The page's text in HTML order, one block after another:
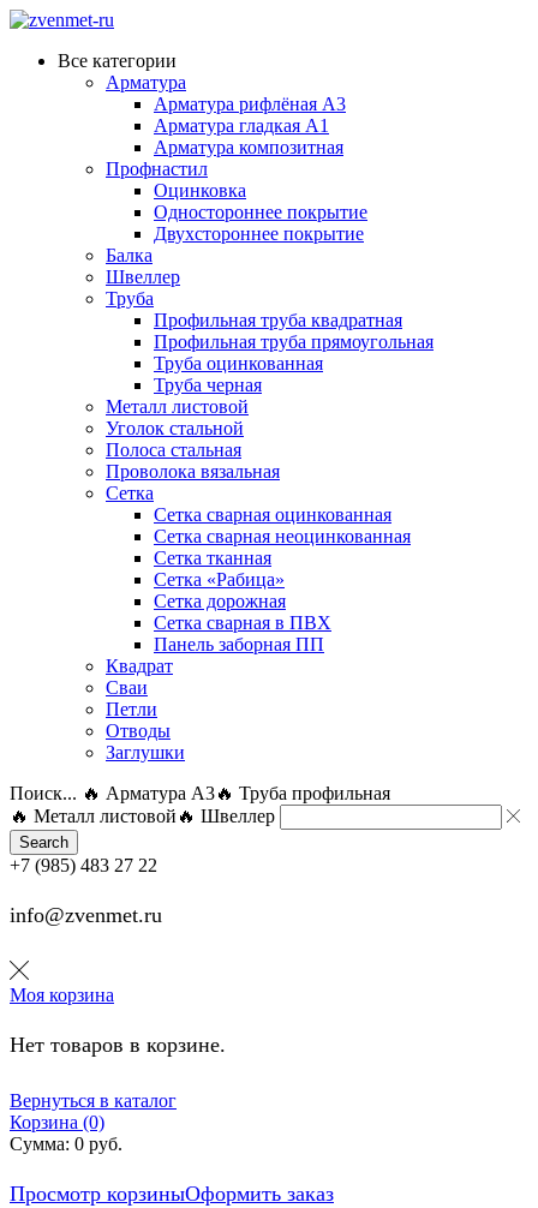
Все категории
Арматура
Арматура рифлёная А3
Арматура гладкая А1
Арматура композитная
Профнастил
Оцинковка
Одностороннее покрытие
Двухстороннее покрытие
Балка
Швеллер
Труба
Профильная труба квадратная
Профильная труба прямоугольная
Труба оцинкованная
Труба черная
Металл листовой
Уголок стальной
Полоса стальная
Проволока вязальная
Сетка
Сетка сварная оцинкованная
Сетка сварная неоцинкованная
Сетка тканная
Сетка «Рабица»
Сетка дорожная
Сетка сварная в ПВХ
Панель заборная ПП
Квадрат
Сваи
Петли
Отводы
Заглушки
Поиск... 🔥 Арматура А3🔥 Труба профильная
🔥 Металл листовой 🔥 Швеллер
Search
+7 (985) 483 27 22
info@zvenmet.ru
Моя корзина
Нет товаров в корзине.
Вернуться в каталог
Корзина (0)
Сумма: 0 руб.
Просмотр корзиныОформить заказ